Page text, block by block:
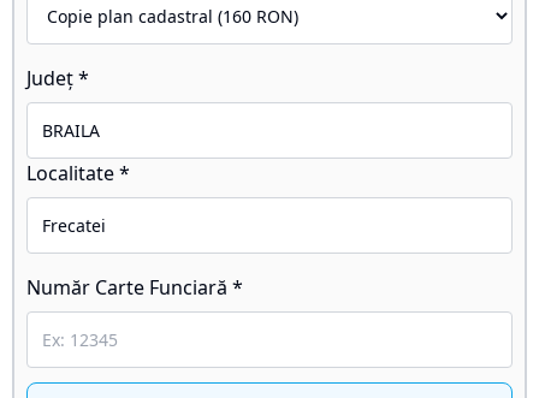
Județ *
Localitate *
Număr Carte Funciară *